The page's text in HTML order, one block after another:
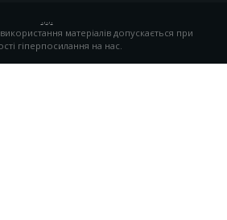
, ,
матеріалів допускається при
гіперпосилання на нас.